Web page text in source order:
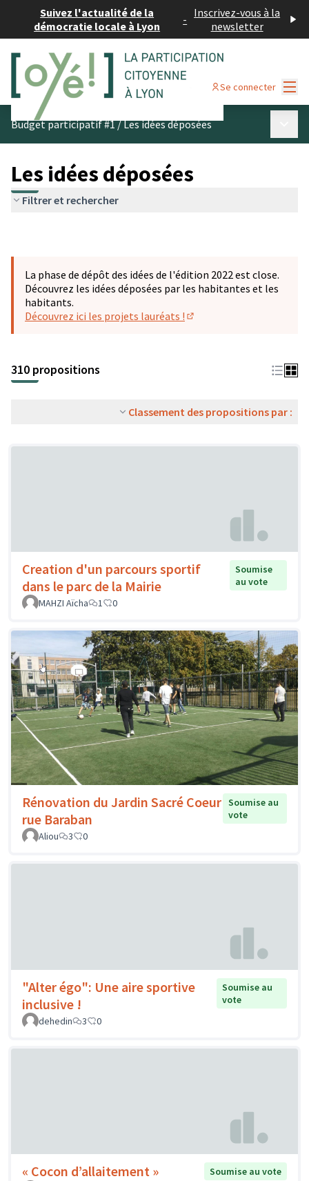
Suivez l'actualité de la
démocratie locale à Lyon
- Inscrivez-vous à la
newsletter
Se connecter
Budget participatif #1/Les idées déposées
Les idées déposées
Filtrer et rechercher
La phase de dépôt des idées de l'édition 2022 est close.
Découvrez les idées déposées par les habitantes et les
habitants.
Découvrez ici les projets lauréats !
310 propositions
Classement des propositions par :
Creation d'un parcours sportif
dans le parc de la Mairie
Soumise
au vote
MAHZI Aïcha
1 0
Rénovation du Jardin Sacré Coeur
rue Baraban
Soumise au
vote
Aliou
3 0
"Alter égo": Une aire sportive
inclusive !
Soumise au
vote
dehedin
3 0
« Cocon d’allaitement »
Soumise au vote